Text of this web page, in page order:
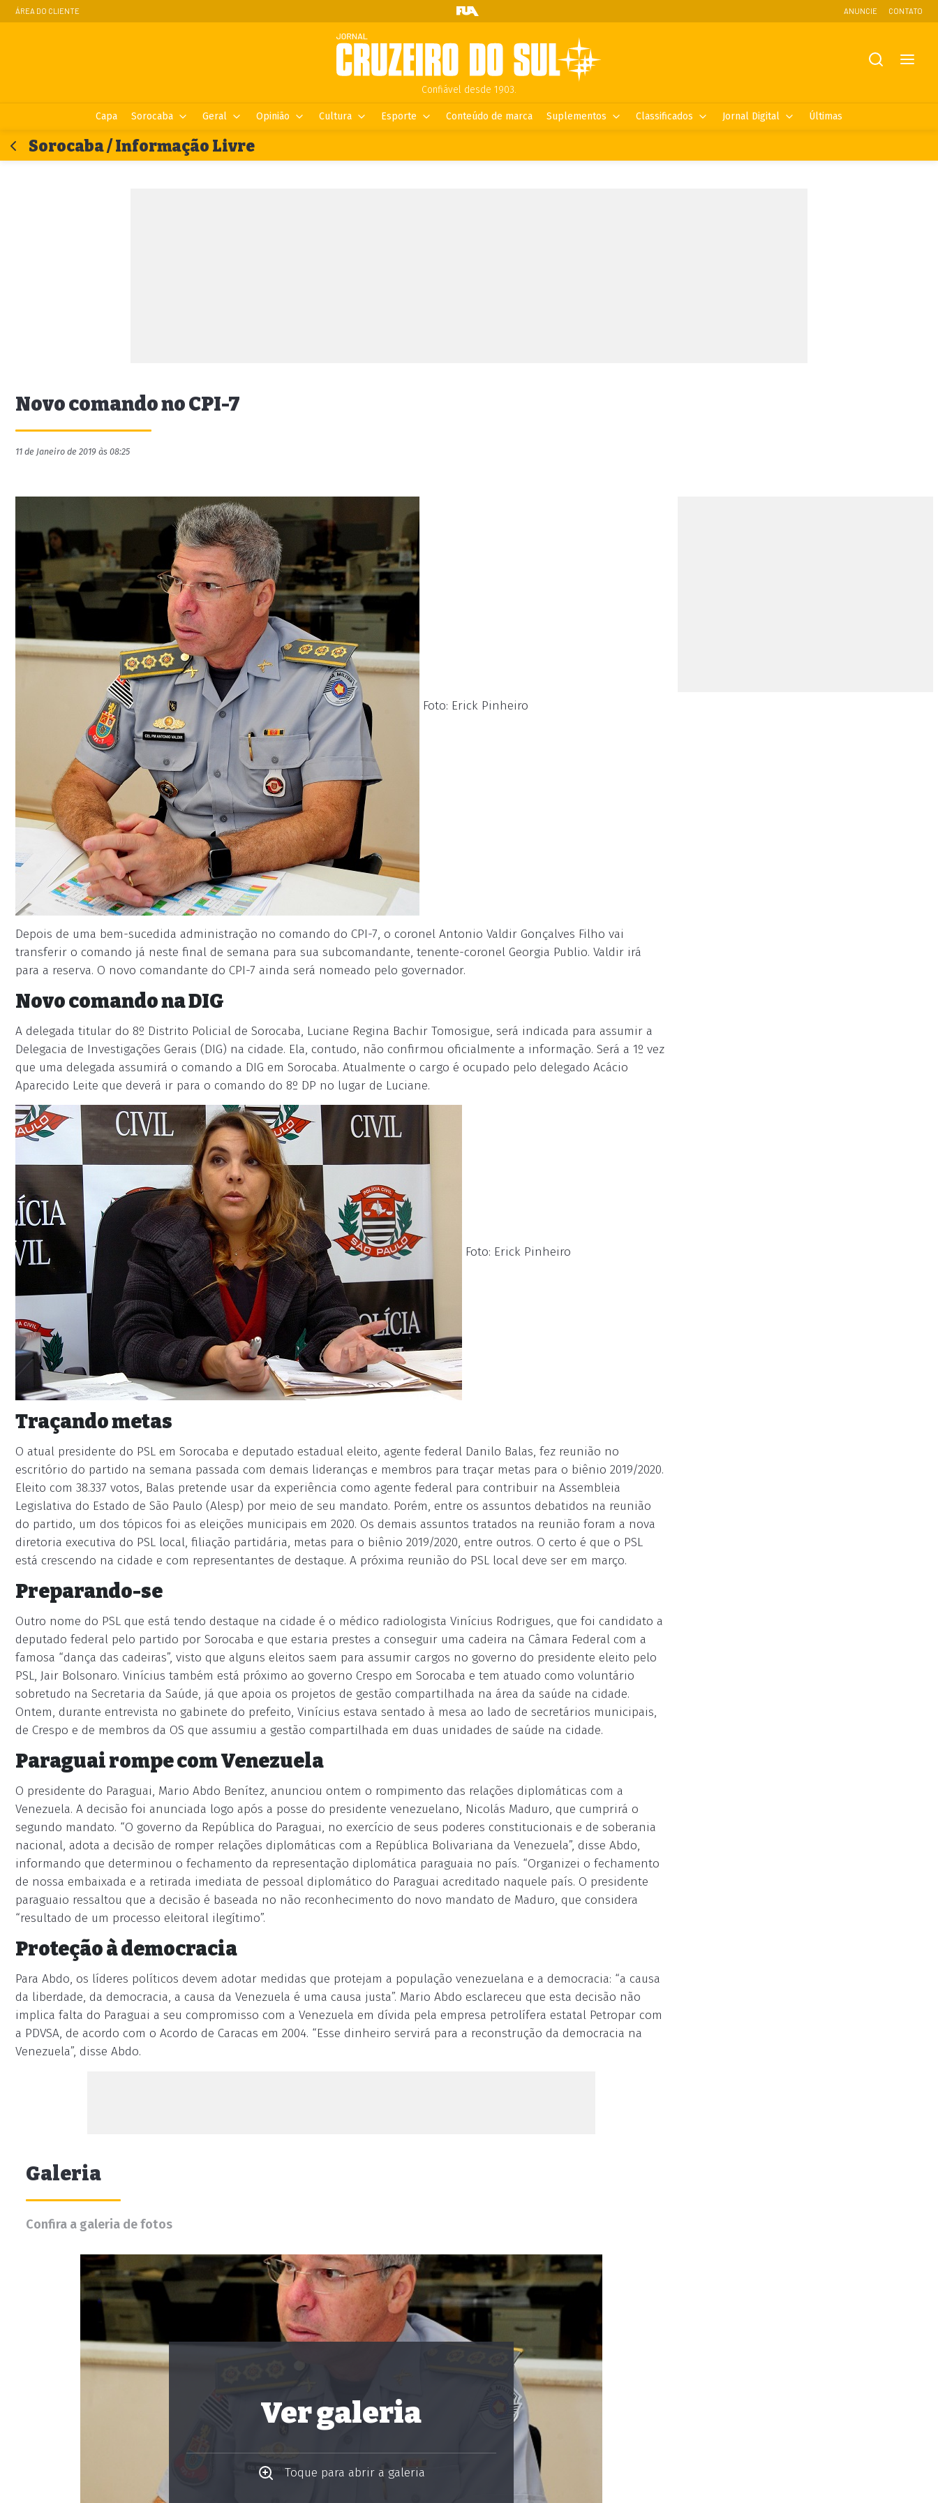
ÁREA DO CLIENTE ANUNCIE CONTATO
Confiável desde 1903.
Capa Sorocaba Geral Opinião Cultura Esporte Conteúdo de marca Suplementos Classificados Jornal Digital Últimas
Sorocaba / Informação Livre
Novo comando no CPI-7
11 de Janeiro de 2019 às 08:25
Foto: Erick Pinheiro
Depois de uma bem-sucedida administração no comando do CPI-7, o coronel Antonio Valdir Gonçalves Filho vai
transferir o comando já neste final de semana para sua subcomandante, tenente-coronel Georgia Publio. Valdir irá
para a reserva. O novo comandante do CPI-7 ainda será nomeado pelo governador.
Novo comando na DIG
A delegada titular do 8º Distrito Policial de Sorocaba, Luciane Regina Bachir Tomosigue, será indicada para assumir a
Delegacia de Investigações Gerais (DIG) na cidade. Ela, contudo, não confirmou oficialmente a informação. Será a 1º vez
que uma delegada assumirá o comando a DIG em Sorocaba. Atualmente o cargo é ocupado pelo delegado Acácio
Aparecido Leite que deverá ir para o comando do 8º DP no lugar de Luciane.
Foto: Erick Pinheiro
Traçando metas
O atual presidente do PSL em Sorocaba e deputado estadual eleito, agente federal Danilo Balas, fez reunião no
escritório do partido na semana passada com demais lideranças e membros para traçar metas para o biênio 2019/2020.
Eleito com 38.337 votos, Balas pretende usar da experiência como agente federal para contribuir na Assembleia
Legislativa do Estado de São Paulo (Alesp) por meio de seu mandato. Porém, entre os assuntos debatidos na reunião
do partido, um dos tópicos foi as eleições municipais em 2020. Os demais assuntos tratados na reunião foram a nova
diretoria executiva do PSL local, filiação partidária, metas para o biênio 2019/2020, entre outros. O certo é que o PSL
está crescendo na cidade e com representantes de destaque. A próxima reunião do PSL local deve ser em março.
Preparando-se
Outro nome do PSL que está tendo destaque na cidade é o médico radiologista Vinícius Rodrigues, que foi candidato a
deputado federal pelo partido por Sorocaba e que estaria prestes a conseguir uma cadeira na Câmara Federal com a
famosa “dança das cadeiras”, visto que alguns eleitos saem para assumir cargos no governo do presidente eleito pelo
PSL, Jair Bolsonaro. Vinícius também está próximo ao governo Crespo em Sorocaba e tem atuado como voluntário
sobretudo na Secretaria da Saúde, já que apoia os projetos de gestão compartilhada na área da saúde na cidade.
Ontem, durante entrevista no gabinete do prefeito, Vinícius estava sentado à mesa ao lado de secretários municipais,
de Crespo e de membros da OS que assumiu a gestão compartilhada em duas unidades de saúde na cidade.
Paraguai rompe com Venezuela
O presidente do Paraguai, Mario Abdo Benítez, anunciou ontem o rompimento das relações diplomáticas com a
Venezuela. A decisão foi anunciada logo após a posse do presidente venezuelano, Nicolás Maduro, que cumprirá o
segundo mandato. “O governo da República do Paraguai, no exercício de seus poderes constitucionais e de soberania
nacional, adota a decisão de romper relações diplomáticas com a República Bolivariana da Venezuela”, disse Abdo,
informando que determinou o fechamento da representação diplomática paraguaia no país. “Organizei o fechamento
de nossa embaixada e a retirada imediata de pessoal diplomático do Paraguai acreditado naquele país. O presidente
paraguaio ressaltou que a decisão é baseada no não reconhecimento do novo mandato de Maduro, que considera
“resultado de um processo eleitoral ilegítimo”.
Proteção à democracia
Para Abdo, os líderes políticos devem adotar medidas que protejam a população venezuelana e a democracia: “a causa
da liberdade, da democracia, a causa da Venezuela é uma causa justa”. Mario Abdo esclareceu que esta decisão não
implica falta do Paraguai a seu compromisso com a Venezuela em dívida pela empresa petrolífera estatal Petropar com
a PDVSA, de acordo com o Acordo de Caracas em 2004. “Esse dinheiro servirá para a reconstrução da democracia na
Venezuela”, disse Abdo.
Galeria
Confira a galeria de fotos
Ver galeria
Toque para abrir a galeria